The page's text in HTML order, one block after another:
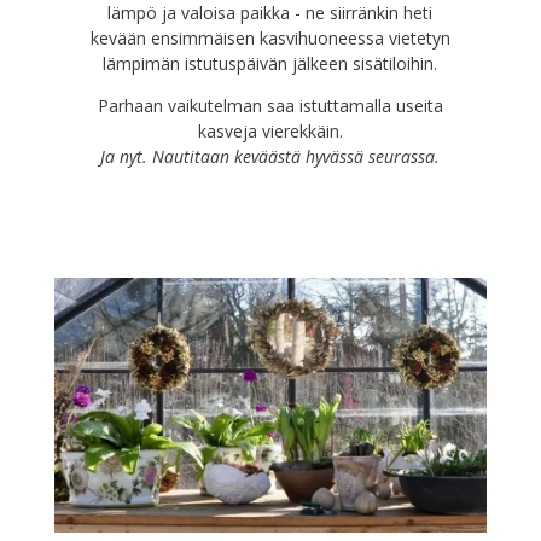
lämpö ja valoisa paikka - ne siirränkin heti
kevään ensimmäisen kasvihuoneessa vietetyn
lämpimän istutuspäivän jälkeen sisätiloihin.
Parhaan vaikutelman saa istuttamalla useita
kasveja vierekkäin.
Ja nyt. Nautitaan keväästä hyvässä seurassa.